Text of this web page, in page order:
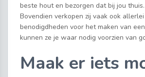
beste hout en bezorgen dat bij jou
Bovendien verkopen zij vaak ook
benodigdheden voor het maken van
kunnen ze je waar nodig voorzien van
Maak er iets